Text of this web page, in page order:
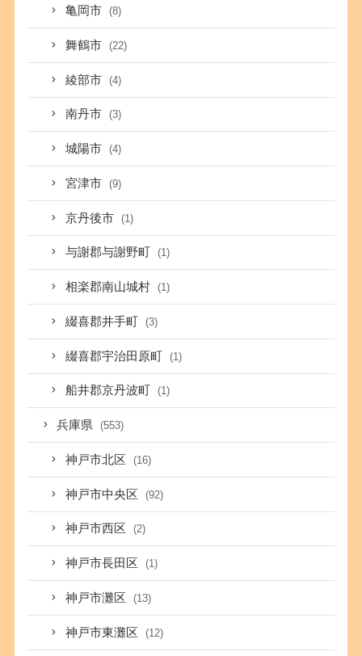
亀岡市 (8)
舞鶴市 (22)
綾部市 (4)
南丹市 (3)
城陽市 (4)
宮津市 (9)
京丹後市 (1)
与謝郡与謝野町 (1)
相楽郡南山城村 (1)
綴喜郡井手町 (3)
綴喜郡宇治田原町 (1)
船井郡京丹波町 (1)
兵庫県 (553)
神戸市北区 (16)
神戸市中央区 (92)
神戸市西区 (2)
神戸市長田区 (1)
神戸市灘区 (13)
神戸市東灘区 (12)